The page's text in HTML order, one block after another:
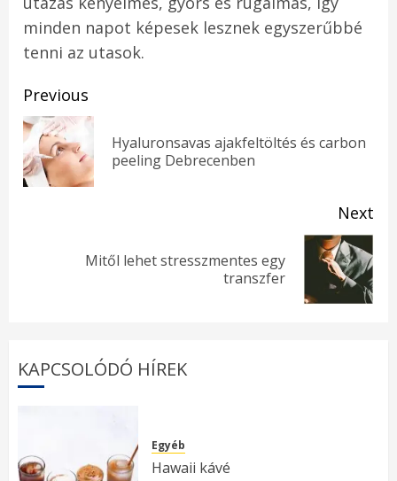
minden napot képesek lesznek egyszerűbbé
tenni az utasok.
Post
navigation
Previous
Hyaluronsavas ajakfeltöltés és carbon
peeling Debrecenben
Next
Mitől lehet stresszmentes egy
transzfer
KAPCSOLÓDÓ HÍREK
Egyéb
Hawaii kávé